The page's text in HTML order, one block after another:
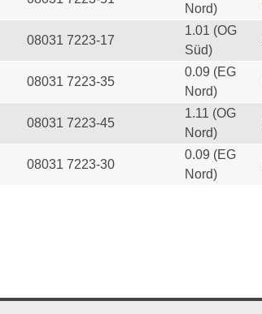
Nord)
08031 7223-17
1.01 (OG
Süd)
08031 7223-35
0.09 (EG
Nord)
08031 7223-45
1.11 (OG
Nord)
08031 7223-30
0.09 (EG
Nord)